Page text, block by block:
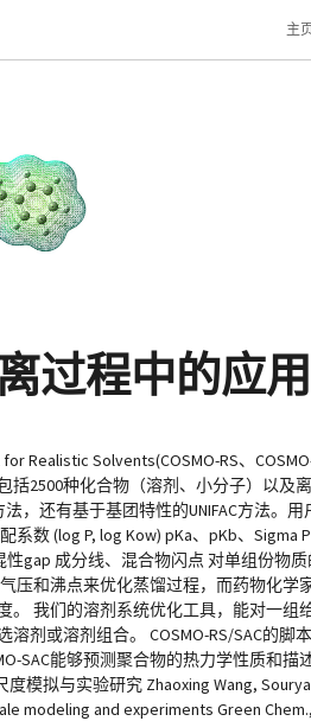
主
过程中的应用
Realistic Solvents(COSMO-RS、
2500种化合物（溶剂、小分子）以及
法，还有基于基团特性的UNIFAC方法
系数 (log P, log Kow) pKa、pKb、
性gap 成分线、混合物闪点 对单组份
压和沸点来优化蒸馏过程，而药物化
。 我们的溶剂系统优化工具，能对一
剂或溶剂组合。 COSMO-RS/SAC的
SAC能够预测聚合物的热力学性质和
模拟与实验研究 Zhaoxing Wang,
modeling and experiments Green